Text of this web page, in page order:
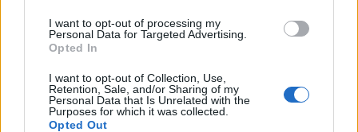
I want to opt-out of processing my
Personal Data for Targeted Advertising.
Opted In
I want to opt-out of Collection, Use,
Retention, Sale, and/or Sharing of my
Personal Data that Is Unrelated with the
Purposes for which it was collected.
Opted Out
Sutinku su taisyklėmis
reCAPTCHA and the Google
Privacy Policyand